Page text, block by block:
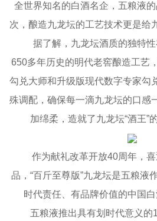
全世界知名的白酒名企，五粮液
次，酿造九龙坛的工艺技术更是给
据了解，九龙坛酒质的独特性
650多年历史的明代老窖酿造工艺
勾兑大师和升级版现代数字专家勾
殊调配，确保每一滴九龙坛的口感
加绵柔，造就了九龙坛“酒王”
作为献礼改革开放40周年，喜
品，“百斤至尊版”九龙坛是五粮液
时代责任、有品牌价值的中国白
五粮液推出具有划时代意义的